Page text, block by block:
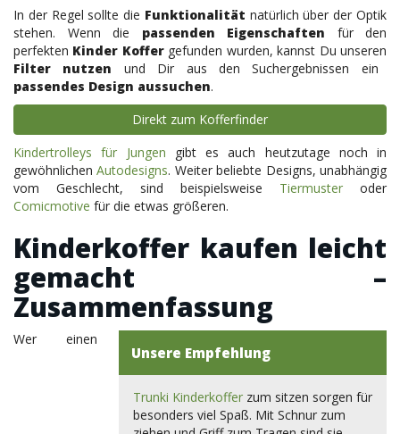
In der Regel sollte die Funktionalität natürlich über der Optik
stehen. Wenn die passenden Eigenschaften für den
perfekten Kinder Koffergefunden wurden, kannst Du unseren
Filter nutzen und Dir aus den Suchergebnissen ein
passendes Design aussuchen.
Direkt zum Kofferfinder
Kindertrolleys für Jungen gibt es auch heutzutage noch in
gewöhnlichenAutodesigns. Weiter beliebte Designs, unabhängig
vom Geschlecht, sind beispielsweise Tiermuster oder
Comicmotive für die etwas größeren.
Kinderkoffer kaufen leicht
gemacht –
Zusammenfassung
Unsere Empfehlung
Trunki Kinderkoffer zum sitzen sorgen für
besonders viel Spaß. Mit Schnur zum
Wer einen